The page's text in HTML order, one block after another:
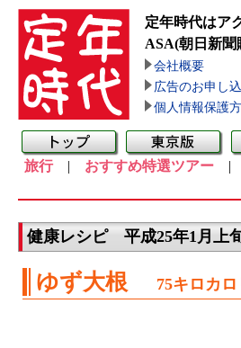
定年時代はア
ASA(朝日新聞
会社概要
広告のお申し
個人情報保護
旅行| おすすめ特選ツアー |
健康レシピ 平成25年1月上
ゆず大根 75キロカ